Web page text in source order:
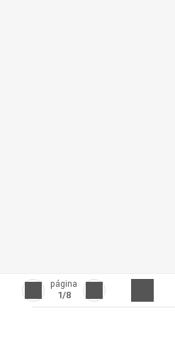
página
1/8